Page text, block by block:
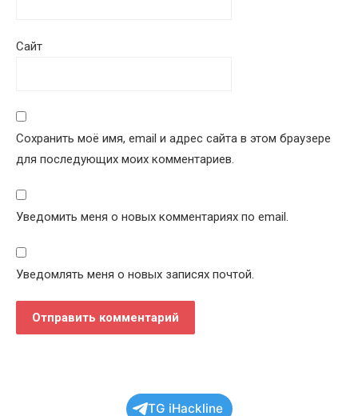
Сайт
Сохранить моё имя, email и адрес сайта в этом браузере
для последующих моих комментариев.
Уведомить меня о новых комментариях по email.
Уведомлять меня о новых записях почтой.
TG iHackline